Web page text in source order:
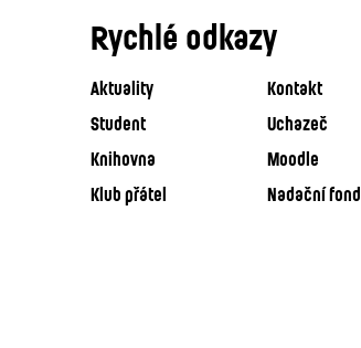
Rychlé odkazy
Aktuality Kontakt
Student
Uchazeč
Knihovna
Moodle
Klub přátel
Nadační fond